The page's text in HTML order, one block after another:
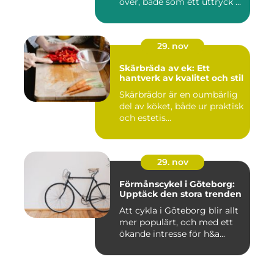
29. nov
Skärbräda av ek: Ett
hantverk av kvalitet och stil
Skärbrädor är en oumbärlig
del av köket, både ur praktisk
och estetis...
29. nov
Förmånscykel i Göteborg:
Upptäck den stora trenden
Att cykla i Göteborg blir allt
mer populärt, och med ett
ökande intresse för h&a...